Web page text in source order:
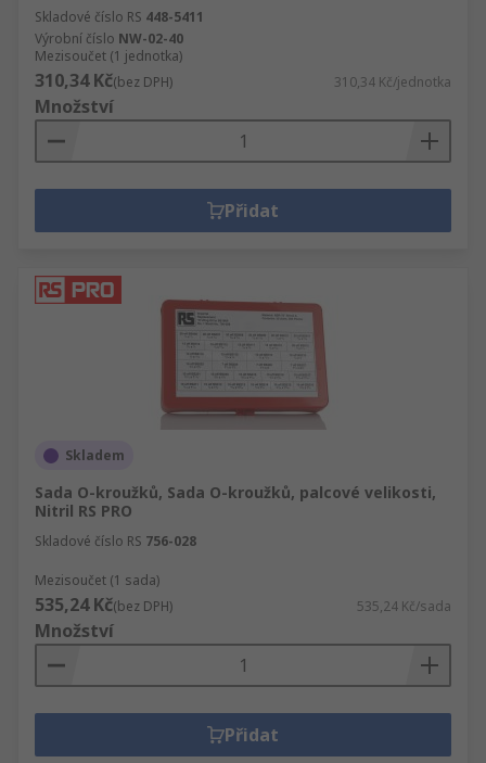
Skladové číslo RS 448-5411
Výrobní číslo NW-02-40
Mezisoučet (1 jednotka)
310,34 Kč(bez DPH) 310,34 Kč/jednotka
Množství
Přidat
Skladem
Sada O-kroužků, Sada O-kroužků, palcové velikosti,
Nitril RS PRO
Skladové číslo RS 756-028
Mezisoučet (1 sada)
535,24 Kč(bez DPH) 535,24 Kč/sada
Množství
Přidat